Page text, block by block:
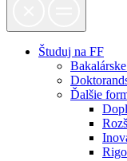
Študuj na FF
Ďalšie